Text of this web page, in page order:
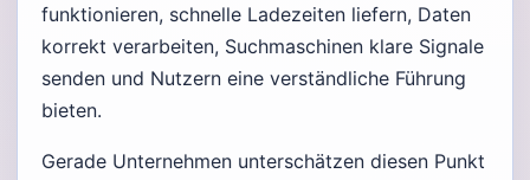
funktionieren, schnelle Ladezeiten liefern, Daten
korrekt verarbeiten, Suchmaschinen klare Signale
senden und Nutzern eine verständliche Führung
bieten.
Gerade Unternehmen unterschätzen diesen Punkt